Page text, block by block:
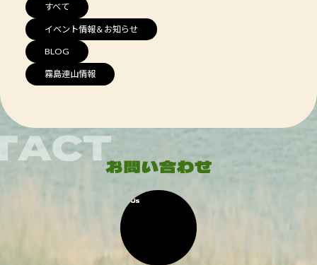
すべて
イベント情報＆お知らせ
BLOG
霧島連山情報